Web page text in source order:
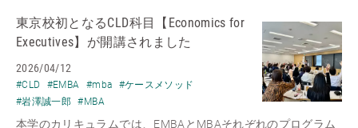
東京校初となるCLD科目【Economics for
Executives】が開講されました
2026/04/12
#CLD #EMBA #mba
#ケースメソッド
#岩澤誠一郎
#MBA
本学のカリキュラムでは、EMBAとMBAそれぞれのプログラム